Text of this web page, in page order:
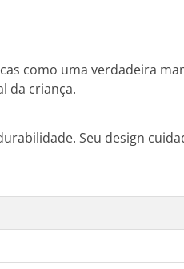
como uma verdadeira
da criança.
Seu design